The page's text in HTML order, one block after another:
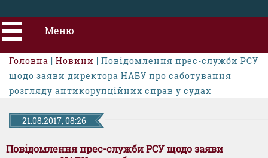
Меню
ПРО РСУ
ДОКУМЕНТИ
Головна | Новини | Повідомлення прес-служби РСУ
щодо заяви директора НАБУ про саботування
розгляду антикорупційних справ у судах
21.08.2017, 08:26
Повідомлення прес-служби РСУ щодо заяви